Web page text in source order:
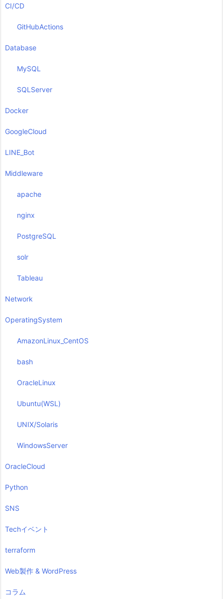
CI/CD
GitHubActions
Database
MySQL
SQLServer
Docker
GoogleCloud
LINE_Bot
Middleware
apache
nginx
PostgreSQL
solr
Tableau
Network
OperatingSystem
AmazonLinux_CentOS
bash
OracleLinux
Ubuntu(WSL)
UNIX/Solaris
WindowsServer
OracleCloud
Python
SNS
Techイベント
terraform
Web製作 & WordPress
コラム